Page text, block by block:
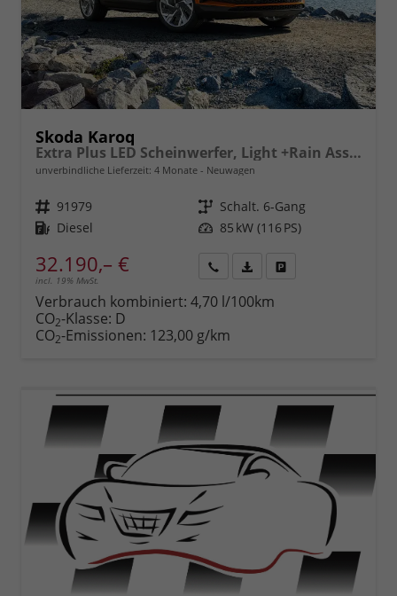
Skoda Karoq
Extra Plus LED Scheinwerfer, Light +Rain Assist, Front + Lane 8" Entertainment, ESP mit ABS, MSR, ASR, EDS, HBA, DSR, RBS, MKB,Climatronic, Parksensoren, Sitzhzg., 17" ALU uvm.
unverbindliche Lieferzeit: 4 Monate Neuwagen
Fahrzeugnr. 91979 Getriebe Schalt. 6-Gang
Kraftstoff Diesel Leistung 85 kW (116 PS)
32.190,– €
incl. 19% MwSt.
anfordern
Datei,
Verbrauch kombiniert: 4,70 l/100km
CO2-Klasse: D
CO2-Emissionen: 123,00 g/km